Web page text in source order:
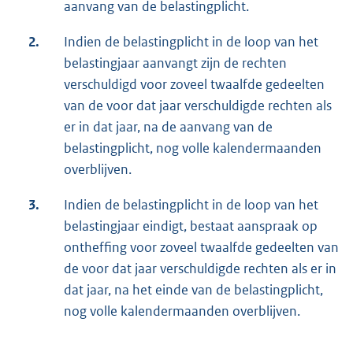
aanvang van de belastingplicht.
2.
Indien de belastingplicht in de loop van het
belastingjaar aanvangt zijn de rechten
verschuldigd voor zoveel twaalfde gedeelten
van de voor dat jaar verschuldigde rechten als
er in dat jaar, na de aanvang van de
belastingplicht, nog volle kalendermaanden
overblijven.
3.
Indien de belastingplicht in de loop van het
belastingjaar eindigt, bestaat aanspraak op
ontheffing voor zoveel twaalfde gedeelten van
de voor dat jaar verschuldigde rechten als er in
dat jaar, na het einde van de belastingplicht,
nog volle kalendermaanden overblijven.